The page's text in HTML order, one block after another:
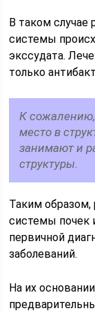
В таком случае
системы
экссудата.
только
К
место в
занимают и
структуры.
Таким образом,
системы почек
первичной
заболеваний.
На их